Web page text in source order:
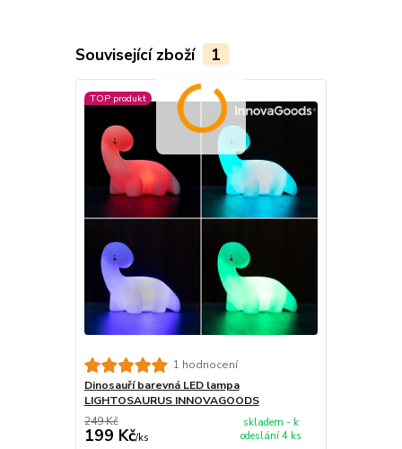
Související zboží 1
TOP produkt
1 hodnocení
Dinosauří barevná LED lampa
LIGHTOSAURUS INNOVAGOODS
249 Kč
199 Kč/ks
skladem - k
odeslání 4 ks